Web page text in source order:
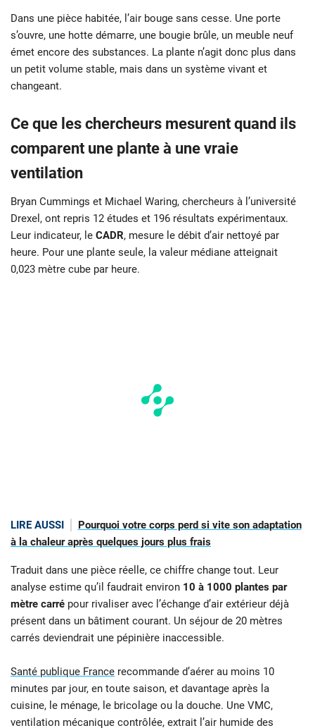
Dans une pièce habitée, l’air bouge sans cesse. Une porte
s’ouvre, une hotte démarre, une bougie brûle, un meuble neuf
émet encore des substances. La plante n’agit donc plus dans
un petit volume stable, mais dans un système vivant et
changeant.
Ce que les chercheurs mesurent quand ils
comparent une plante à une vraie
ventilation
Bryan Cummings et Michael Waring, chercheurs à l’université
Drexel, ont repris 12 études et 196 résultats expérimentaux.
Leur indicateur, le CADR, mesure le débit d’air nettoyé par
heure. Pour une plante seule, la valeur médiane atteignait
0,023 mètre cube par heure.
LIRE AUSSI
Pourquoi votre corps perd si vite son adaptation
à la chaleur après quelques jours plus frais
Traduit dans une pièce réelle, ce chiffre change tout. Leur
analyse estime qu’il faudrait environ 10 à 1000 plantes par
mètre carré pour rivaliser avec l’échange d’air extérieur déjà
présent dans un bâtiment courant. Un séjour de 20 mètres
carrés deviendrait une pépinière inaccessible.
Santé publique France recommande d’aérer au moins 10
minutes par jour, en toute saison, et davantage après la
cuisine, le ménage, le bricolage ou la douche. Une VMC,
ventilation mécanique contrôlée, extrait l’air humide des